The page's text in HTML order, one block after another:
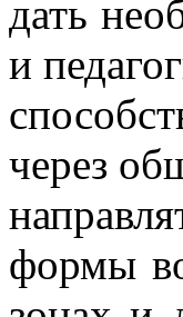
дать
и
через
формы